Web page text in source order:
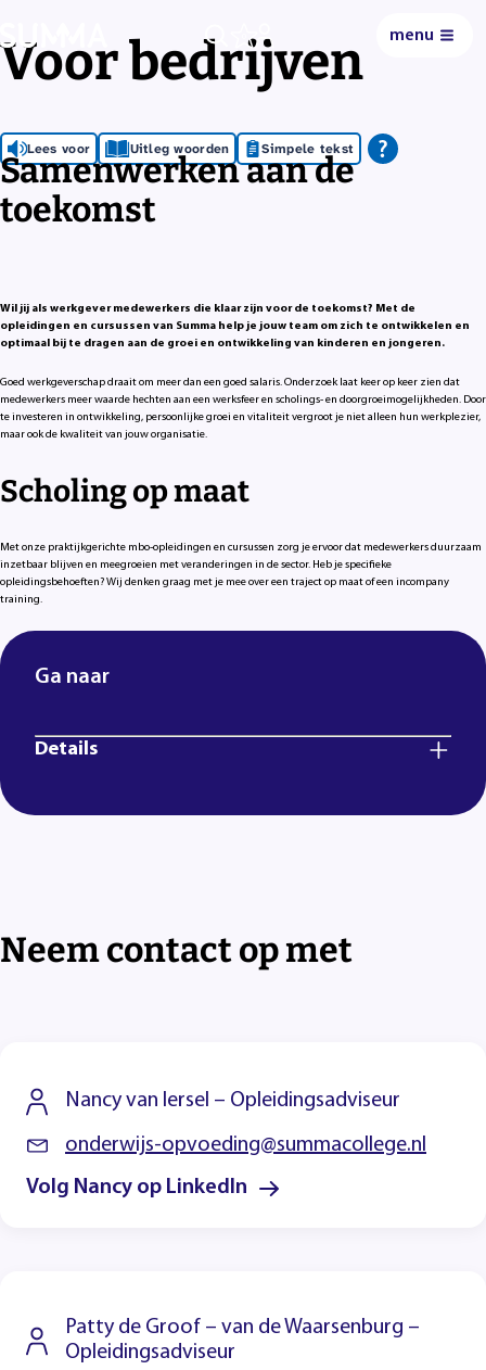
menu
Voor bedrijven
Lees voor Uitleg woorden Simpele tekst
Samenwerken aan de
toekomst
Wil jij als werkgever medewerkers die klaar zijn voor de toekomst? Met de
opleidingen en cursussen van Summa help je jouw team om zich te ontwikkelen en
optimaal bij te dragen aan de groei en ontwikkeling van kinderen en jongeren.
Goed werkgeverschap draait om meer dan een goed salaris. Onderzoek laat keer op keer zien dat
medewerkers meer waarde hechten aan een werksfeer en scholings- en doorgroeimogelijkheden. Door
te investeren in ontwikkeling, persoonlijke groei en vitaliteit vergroot je niet alleen hun werkplezier,
maar ook de kwaliteit van jouw organisatie.
Scholing op maat
Met onze praktijkgerichte mbo-opleidingen en cursussen zorg je ervoor dat medewerkers duurzaam
inzetbaar blijven en meegroeien met veranderingen in de sector. Heb je specifieke
opleidingsbehoeften? Wij denken graag met je mee over een traject op maat of een incompany
training.
Ga naar
Details
Neem contact op met
Nancy van Iersel – Opleidingsadviseur
onderwijs-opvoeding@summacollege.nl
Volg Nancy op LinkedIn
Patty de Groof – van de Waarsenburg –
Opleidingsadviseur